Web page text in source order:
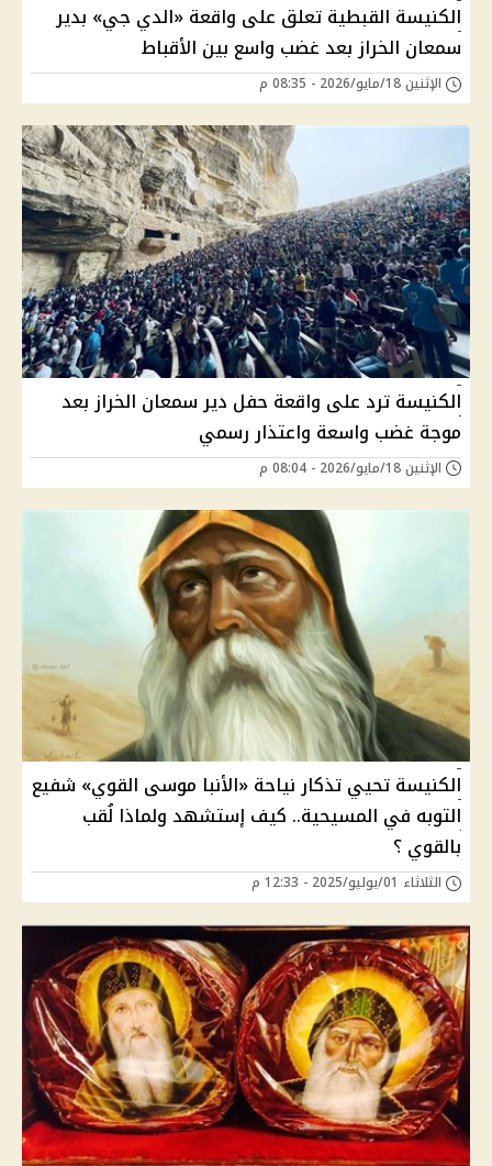
الكنيسة القبطية تعلق على واقعة «الدي جي» بدير
سمعان الخراز بعد غضب واسع بين الأقباط
الإثنين 18/مايو/2026 - 08:35 م
الكنيسة ترد على واقعة حفل دير سمعان الخراز بعد
موجة غضب واسعة واعتذار رسمي
الإثنين 18/مايو/2026 - 08:04 م
الكنيسة تحيي تذكار نياحة «الأنبا موسى القوي» شفيع
التوبه في المسيحية.. كيف إستشهد ولماذا لُقب
بالقوي ؟
الثلاثاء 01/يوليو/2025 - 12:33 م